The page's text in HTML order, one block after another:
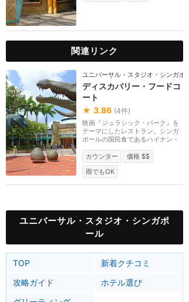
関連リンク
ユニバーサル・スタジオ・シンガポ
ディスカバリー・フードコ
ート
★ 3.86 (4件)
映画『ジュラシック・パーク』を
テーマにしたレストラン。シンガ
ポールの国民食であるハイナン・
カウンター
価格 $$
雨でもOK
ユニバーサル・スタジオ・シンガポ
ール
TOP
新着クチコミ
攻略ガイド
ホテル選び